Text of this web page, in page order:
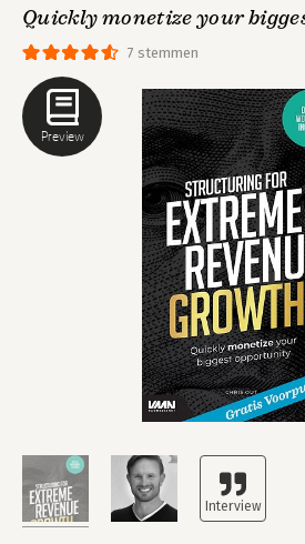
Preview
7 stemmen
Quickly monetize your